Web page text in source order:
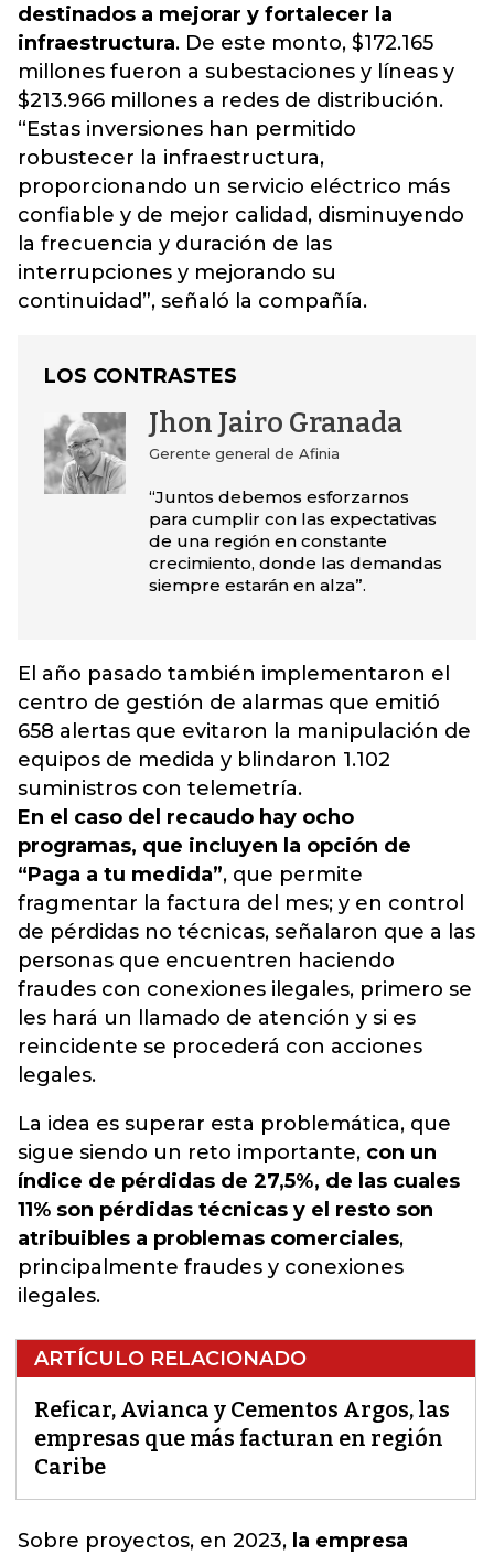
destinados a mejorar y fortalecer la
infraestructura. De este monto, $172.165
millones fueron a subestaciones y líneas y
$213.966 millones a redes de distribución.
“Estas inversiones han permitido
robustecer la infraestructura,
proporcionando un servicio eléctrico más
confiable y de mejor calidad, disminuyendo
la frecuencia y duración de las
interrupciones y mejorando su
continuidad”, señaló la compañía.
LOS CONTRASTES
Jhon Jairo Granada
Gerente general de Afinia
“Juntos debemos esforzarnos
para cumplir con las expectativas
de una región en constante
crecimiento, donde las demandas
siempre estarán en alza”.
El año pasado también implementaron el
centro de gestión de alarmas que emitió
658 alertas que evitaron la manipulación de
equipos de medida y blindaron 1.102
suministros con telemetría.
En el caso del recaudo hay ocho
programas, que incluyen la opción de
“Paga a tu medida”, que permite
fragmentar la factura del mes; y en control
de pérdidas no técnicas, señalaron que a las
personas que encuentren haciendo
fraudes con conexiones ilegales, primero se
les hará un llamado de atención y si es
reincidente se procederá con acciones
legales.
La idea es superar esta problemática, que
sigue siendo un reto importante, con un
índice de pérdidas de 27,5%, de las cuales
11% son pérdidas técnicas y el resto son
atribuibles a problemas comerciales,
principalmente fraudes y conexiones
ilegales.
ARTÍCULO RELACIONADO
Reficar, Avianca y Cementos Argos, las
empresas que más facturan en región
Caribe
Sobre proyectos, en 2023, la empresa